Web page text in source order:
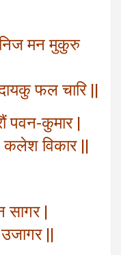
मन मुकुरु
फल चारि ||
पवन-कुमार |
कलेश विकार ||
सागर |
||